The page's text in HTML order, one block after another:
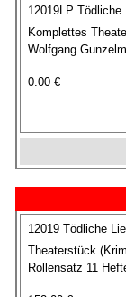
12019LP
Komplettes
Wolfgang
0.00 €
12019 Tödliche
Theaterstück
Rollensatz 11